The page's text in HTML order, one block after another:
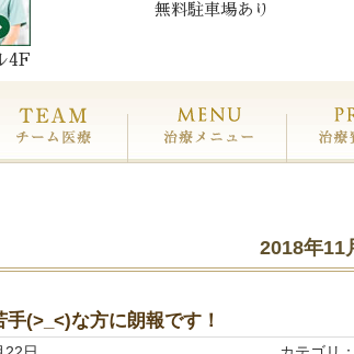
4F
無料駐車場あり
デンタルクリニックについて
専門医チーム医療 治療メニ
2018年11
(>_<)な方に朗報です！